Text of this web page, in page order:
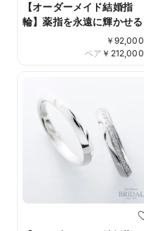
【オーダーメイド結婚指
輪】薬指を永遠に輝かせる
￥ 92,000
￥ 212,000
ペア